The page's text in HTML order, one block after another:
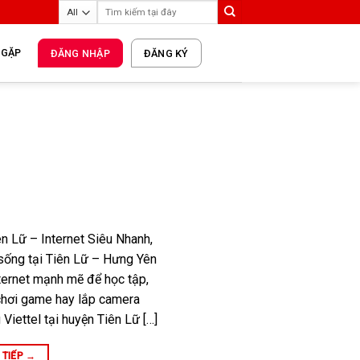
ĐĂNG NHẬP ĐĂNG KÝ
Lữ – Internet Siêu Nhanh,
tại Tiên Lữ – Hưng Yên
mạnh mẽ để học tập,
game hay lắp camera
tại huyện Tiên Lữ […]
→